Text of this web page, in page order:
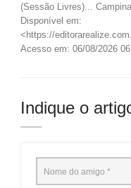
(Sessão Livres)...
Disponível em:
<https://
Acesso em: 06/08/2026
Indique o